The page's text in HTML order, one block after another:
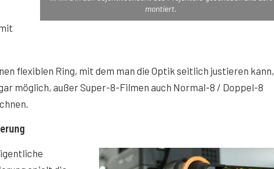
montiert.
flexiblen Ring, mit dem man die Optik seitlich justieren kann,
möglich, außer Super-8-Filmen auch Normal-8 / Doppel-8